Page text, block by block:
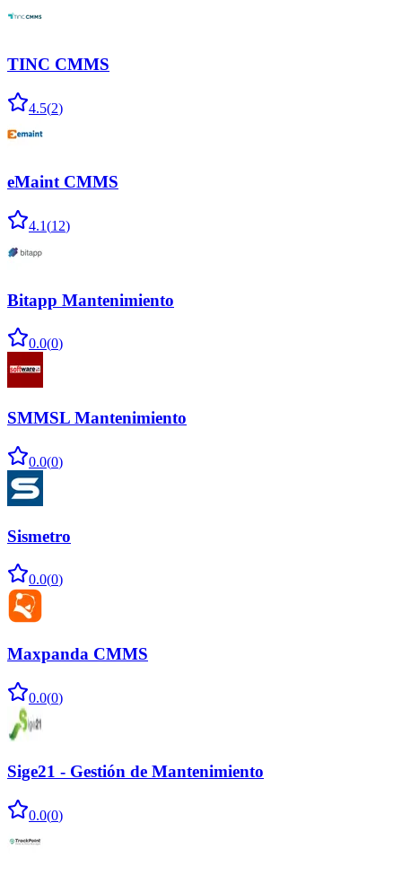
TINC CMMS
4.5(2)
eMaint CMMS
4.1(12)
Bitapp Mantenimiento
0.0(0)
SMMSL Mantenimiento
0.0(0)
Sismetro
0.0(0)
Maxpanda CMMS
0.0(0)
Sige21 - Gestión de Mantenimiento
0.0(0)